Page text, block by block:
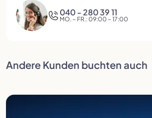
Zur vorherigen Seite in der Slideshow
040 - 280 39 11
MO. – FR.: 09:00 – 17:00
Andere Kunden buchten auch
Reise öffnen